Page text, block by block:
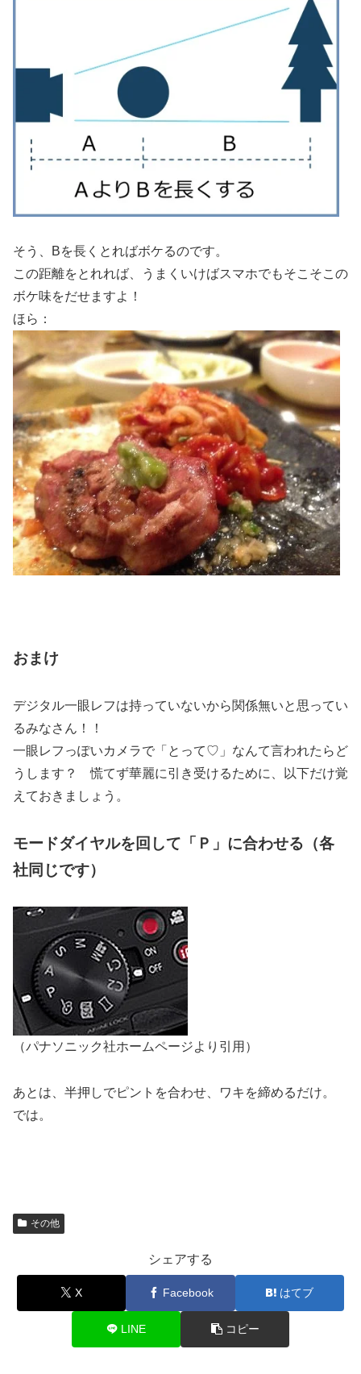
そう、Bを長くとればボケるのです。
この距離をとれれば、うまくいけばスマホでもそこそこの
ボケ味をだせますよ！
ほら：
おまけ
デジタル一眼レフは持っていないから関係無いと思ってい
るみなさん！！
一眼レフっぽいカメラで「とって♡」なんて言われたらど
うします？ 慌てず華麗に引き受けるために、以下だけ覚
えておきましょう。
モードダイヤルを回して「Ｐ」に合わせる（各
社同じです）
（パナソニック社ホームページより引用）
あとは、半押しでピントを合わせ、ワキを締めるだけ。
では。
その他
シェアする
X Facebook はてブ
LINE コピー